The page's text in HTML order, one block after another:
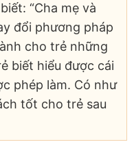
“Cha mẹ và
đổi phương pháp
cho trẻ những
biết hiểu được cái
phép làm. Có như
tốt cho trẻ sau